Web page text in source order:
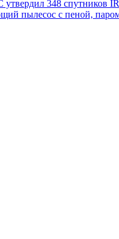
348 спутников
пылесос с пеной,